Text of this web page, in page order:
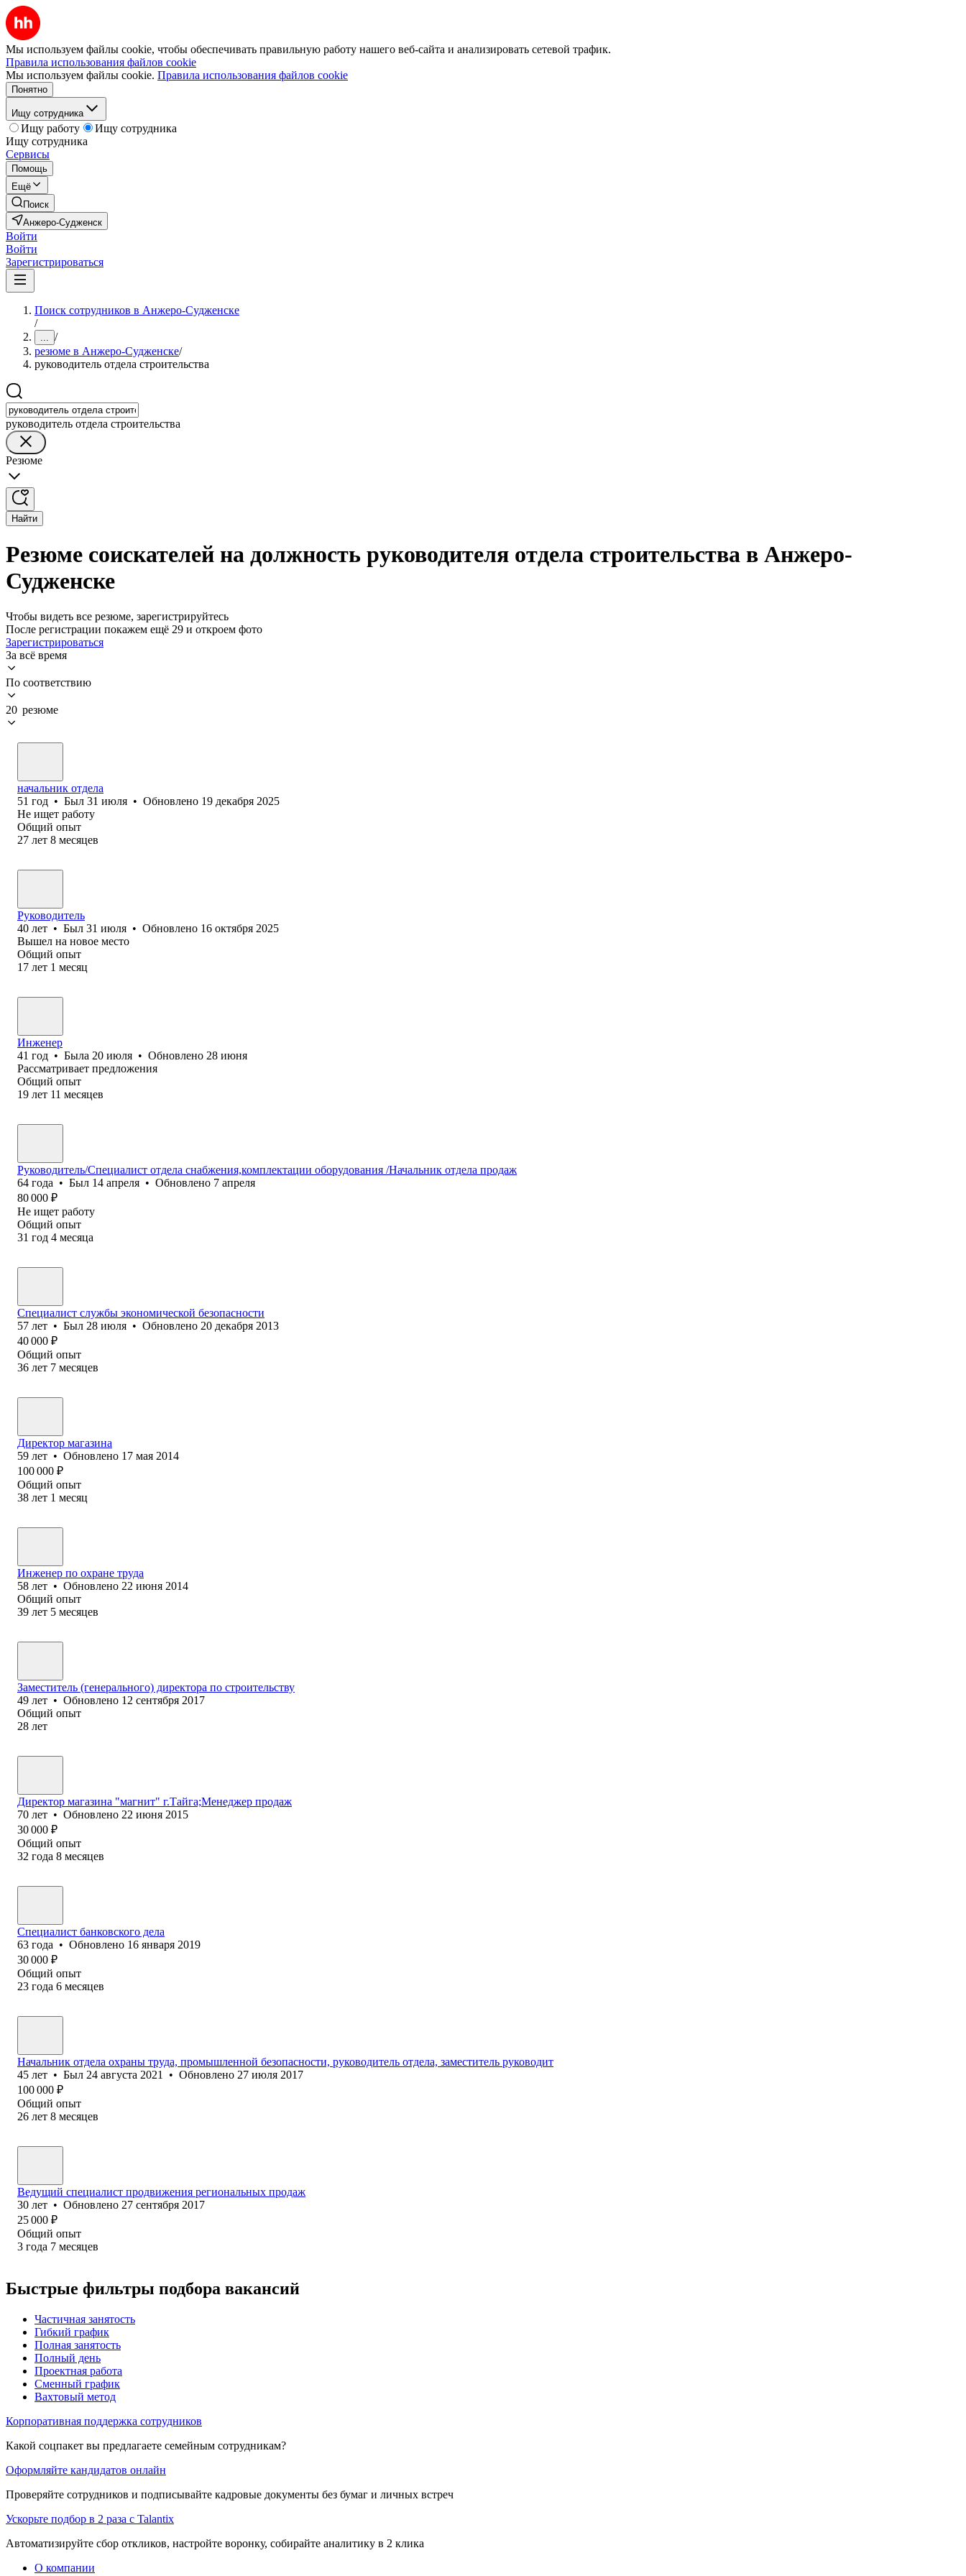
Мы используем файлы cookie, чтобы обеспечивать правильную работу нашего веб-сайта и анализировать сетевой трафик.
Правила использования файлов cookie
Мы используем файлы cookie. Правила использования файлов cookie
Понятно
Ищу сотрудника
Ищу работу
Ищу сотрудника
Ищу сотрудника
Сервисы
Помощь
Ещё
Поиск
Анжеро-Судженск
Войти
Войти
Зарегистрироваться
Поиск сотрудников в Анжеро-Судженске
/
... /
резюме в Анжеро-Судженске/
руководитель отдела строительства
руководитель отдела строительства
Резюме
Найти
Резюме соискателей на должность руководителя отдела строительства в Анжеро-
Судженске
Чтобы видеть все резюме, зарегистрируйтесь
После регистрации покажем ещё 29 и откроем фото
Зарегистрироваться
За всё время
По соответствию
20 резюме
начальник отдела
51 год • Был 31 июля • Обновлено 19 декабря 2025
Не ищет работу
Общий опыт
27 лет 8 месяцев
Руководитель
40 лет • Был 31 июля • Обновлено 16 октября 2025
Вышел на новое место
Общий опыт
17 лет 1 месяц
Инженер
41 год • Была 20 июля • Обновлено 28 июня
Рассматривает предложения
Общий опыт
19 лет 11 месяцев
Руководитель/Специалист отдела снабжения,комплектации оборудования /Начальник отдела продаж
64 года • Был 14 апреля • Обновлено 7 апреля
80 000 ₽
Не ищет работу
Общий опыт
31 год 4 месяца
Специалист службы экономической безопасности
57 лет • Был 28 июля • Обновлено 20 декабря 2013
40 000 ₽
Общий опыт
36 лет 7 месяцев
Директор магазина
59 лет • Обновлено 17 мая 2014
100 000 ₽
Общий опыт
38 лет 1 месяц
Инженер по охране труда
58 лет • Обновлено 22 июня 2014
Общий опыт
39 лет 5 месяцев
Заместитель (генерального) директора по строительству
49 лет • Обновлено 12 сентября 2017
Общий опыт
28 лет
Директор магазина "магнит" г.Тайга;Менеджер продаж
70 лет • Обновлено 22 июня 2015
30 000 ₽
Общий опыт
32 года 8 месяцев
Специалист банковского дела
63 года • Обновлено 16 января 2019
30 000 ₽
Общий опыт
23 года 6 месяцев
Начальник отдела охраны труда, промышленной безопасности, руководитель отдела, заместитель руководит
45 лет • Был 24 августа 2021 • Обновлено 27 июля 2017
100 000 ₽
Общий опыт
26 лет 8 месяцев
Ведущий специалист продвижения региональных продаж
30 лет • Обновлено 27 сентября 2017
25 000 ₽
Общий опыт
3 года 7 месяцев
Быстрые фильтры подбора вакансий
Частичная занятость
Гибкий график
Полная занятость
Полный день
Проектная работа
Сменный график
Вахтовый метод
Корпоративная поддержка сотрудников
Какой соцпакет вы предлагаете семейным сотрудникам?
Оформляйте кандидатов онлайн
Проверяйте сотрудников и подписывайте кадровые документы без бумаг и личных встреч
Ускорьте подбор в 2 раза с Talantix
Автоматизируйте сбор откликов, настройте воронку, собирайте аналитику в 2 клика
О компании